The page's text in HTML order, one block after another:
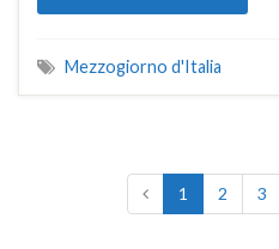
Mezzogiorno d'Italia
1 2 3